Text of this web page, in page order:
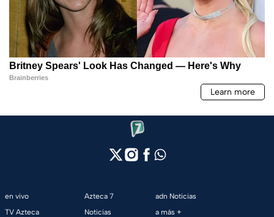
en vivo
TV Azteca
Azteca 7
Noticias
adn Noticias
a más +